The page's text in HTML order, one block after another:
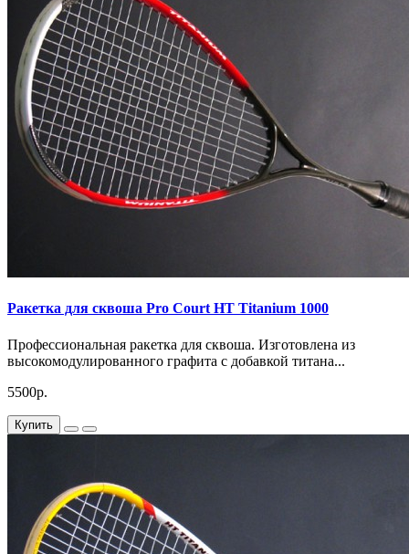
Ракетка для сквоша Pro Court HT Titanium 1000
Профессиональная ракетка для сквоша. Изготовлена из
высокомодулированного графита с добавкой титана...
5500р.
Купить